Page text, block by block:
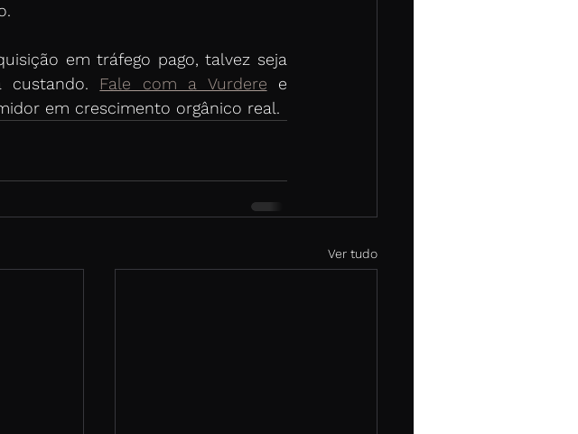
em tráfego pago, talvez seja
custando. Fale com a Vurdere e
em crescimento orgânico real.
Ver tudo